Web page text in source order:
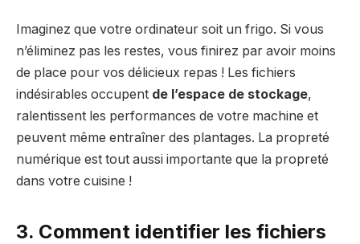
Imaginez que votre ordinateur soit un frigo. Si vous
n’éliminez pas les restes, vous finirez par avoir moins
de place pour vos délicieux repas ! Les fichiers
indésirables occupent de l’espace de stockage,
ralentissent les performances de votre machine et
peuvent même entraîner des plantages. La propreté
numérique est tout aussi importante que la propreté
dans votre cuisine !
3. Comment identifier les fichiers